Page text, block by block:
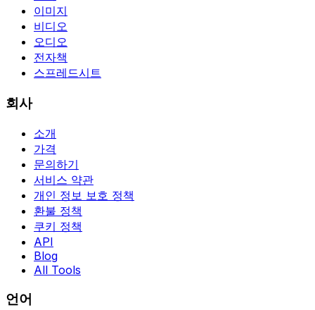
이미지
비디오
오디오
전자책
스프레드시트
회사
소개
가격
문의하기
서비스 약관
개인 정보 보호 정책
환불 정책
쿠키 정책
API
Blog
All Tools
언어